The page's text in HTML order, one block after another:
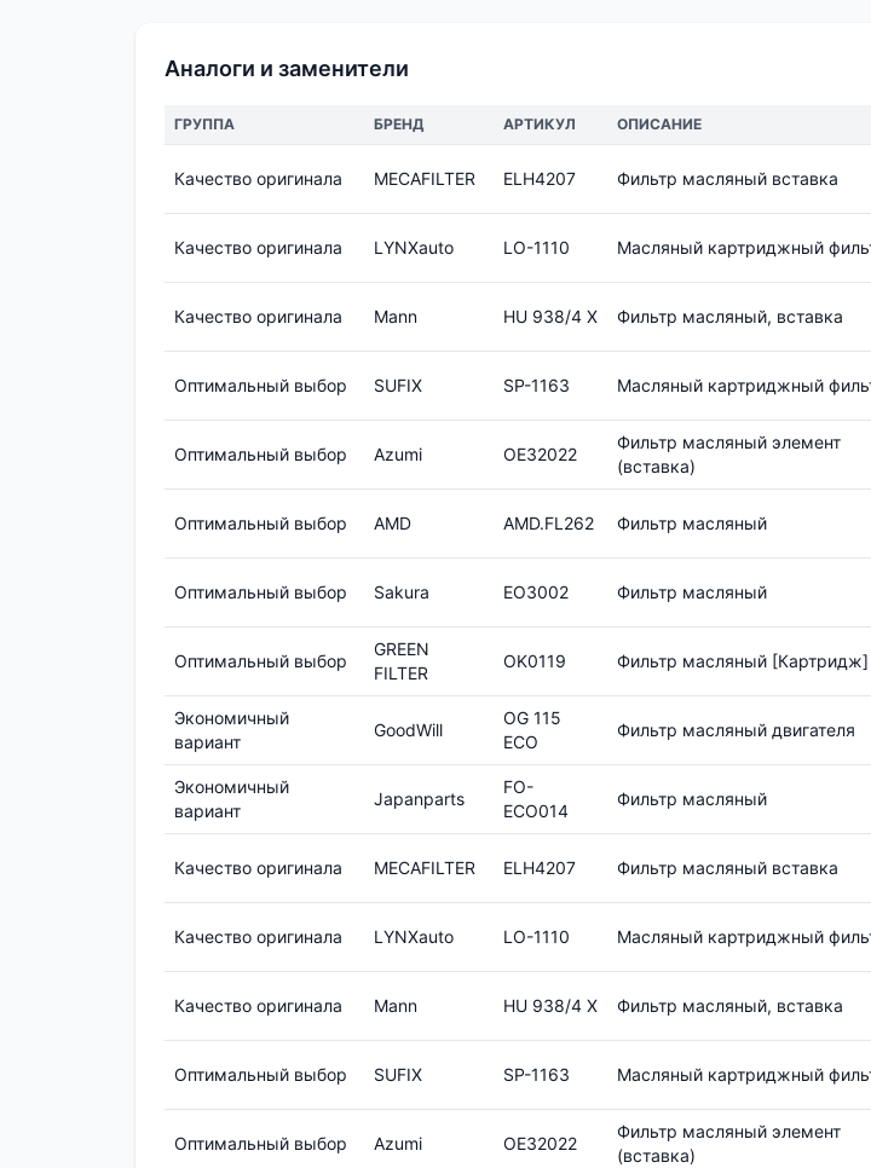
Аналоги и заменители
ГРУППА БРЕНД АРТИКУЛ ОПИСАНИЕ
Качество оригинала MECAFILTER ELH4207 Фильтр масляный вставка
Качество оригинала LYNXauto LO-1110 Масляный картриджный
Качество оригинала Mann HU 938/4 X Фильтр масляный, вставка
Оптимальный выбор SUFIX SP-1163 Масляный картриджный
Оптимальный выбор Azumi OE32022
Фильтр масляный элемент
(вставка)
Оптимальный выбор AMD AMD.FL262 Фильтр масляный
Оптимальный выбор Sakura EO3002 Фильтр масляный
Оптимальный выбор
GREEN
FILTER
OK0119 Фильтр масляный [Картридж]
Экономичный
вариант
GoodWill
OG 115
ECO
Фильтр масляный двигателя
Экономичный
вариант
Japanparts
FO-
ECO014
Фильтр масляный
Качество оригинала MECAFILTER ELH4207 Фильтр масляный вставка
Качество оригинала LYNXauto LO-1110 Масляный картриджный
Качество оригинала Mann HU 938/4 X Фильтр масляный, вставка
Оптимальный выбор SUFIX SP-1163 Масляный картриджный
Оптимальный выбор Azumi OE32022
Фильтр масляный элемент
(вставка)